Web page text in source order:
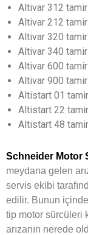
Altivar 312
Altivar 212
Altivar 320
Altivar 340
Altivar 600
Altivar 900
Altistart 01
Altistart 22
Altistart 48
Schneider Motor
meydana gelen
servis ekibi
edilir. Bunun
tip motor sürcüleri
arızanın nerede